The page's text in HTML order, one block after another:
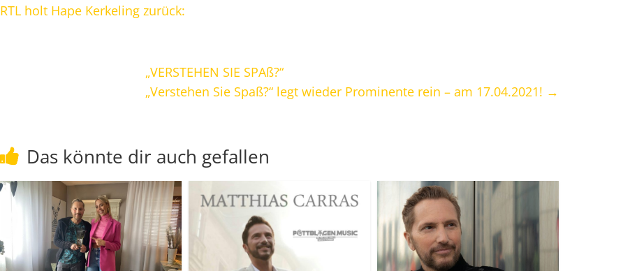
RTL holt Hape Kerkeling zurück:
„VERSTEHEN SIE SPAß?“
„Verstehen Sie Spaß?“ legt wieder Prominente rein – am 17.04.2021! →
Das könnte dir auch gefallen